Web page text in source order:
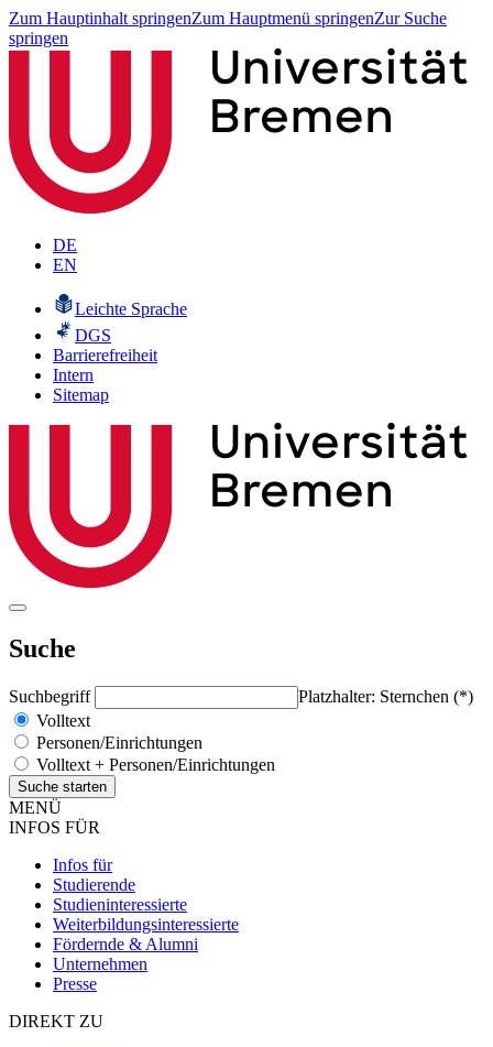
Zum Hauptinhalt springenZum Hauptmenü springenZur Suche
springen
DE
EN
Leichte Sprache
DGS
Barrierefreiheit
Intern
Sitemap
Suche
Suchbegriff
Platzhalter: Sternchen (*)
Volltext
Personen/Einrichtungen
Volltext + Personen/Einrichtungen
MENÜ
INFOS FÜR
Infos für
Studierende
Studieninteressierte
Weiterbildungsinteressierte
Fördernde & Alumni
Unternehmen
Presse
DIREKT ZU